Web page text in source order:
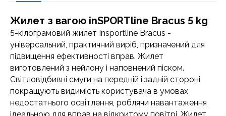
Жилет з вагою inSPORTline Bracus 5 kg
5-кілограмовий жилет Insportline Bracus -
універсальний, практичний виріб, призначений для
підвищення ефективності вправ. Жилет
виготовлений з нейлону і наповнений піском.
Світловідбивні смуги на передній і задній стороні
покращують видимість користувача в умовах
недостатнього освітлення, роблячи навантаження